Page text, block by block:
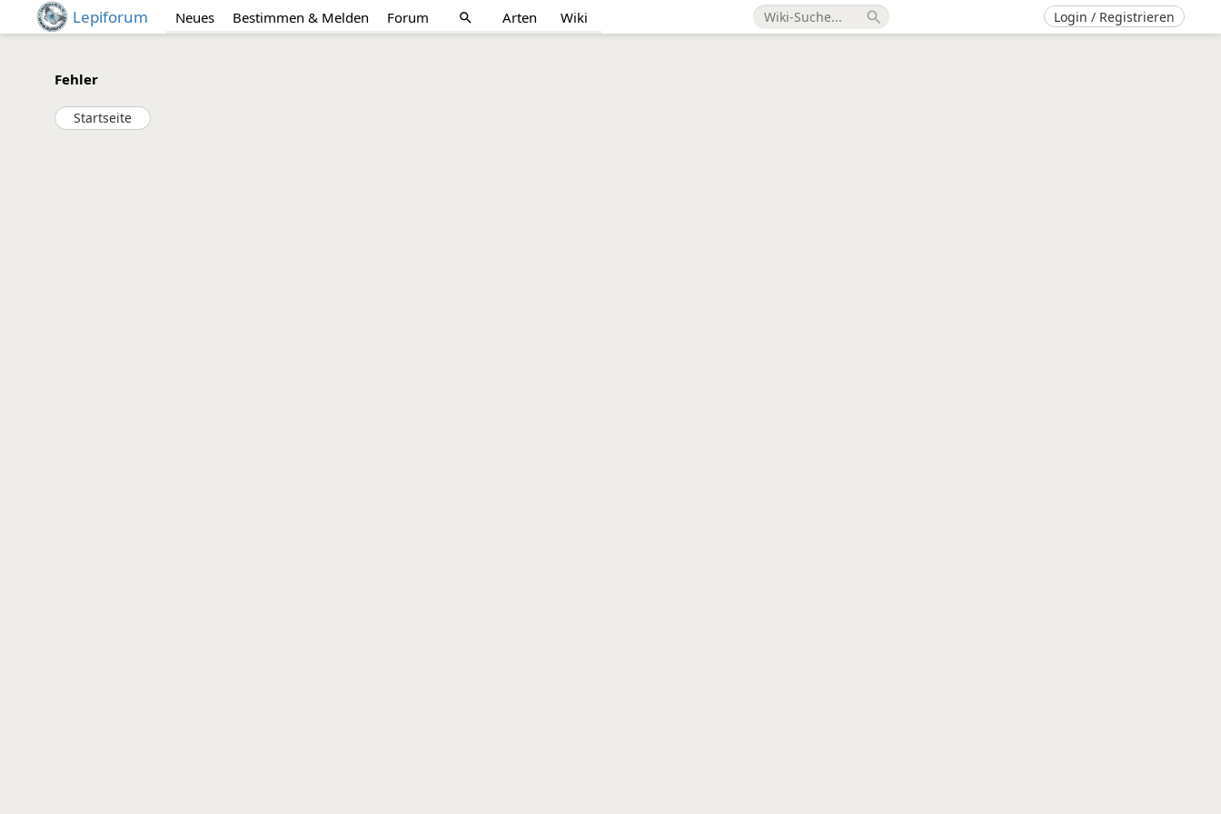
Lepiforum Neues Bestimmen & Melden Forum search Arten Wiki search Login / Registrieren
Fehler
Startseite